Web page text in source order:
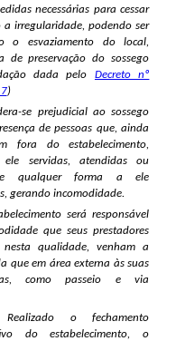
necessárias para cessar
a irregularidade, podendo ser
o esvaziamento do local,
de preservação do sossego
dada pelo Decreto nº
)
se prejudicial ao sossego
de pessoas que, ainda
fora do estabelecimento,
servidas, atendidas ou
qualquer forma a ele
gerando incomodidade.
será responsável
que seus prestadores
nesta qualidade, venham a
que em área externa às suas
como passeio e via
o fechamento
do estabelecimento, o